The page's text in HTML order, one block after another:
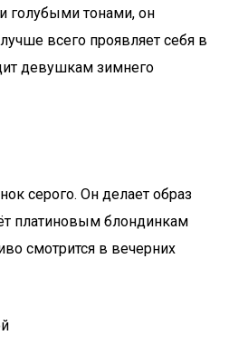
голубыми тонами, он
всего проявляет себя в
девушкам зимнего
серого. Он делает образ
платиновым блондинкам
смотрится в вечерних